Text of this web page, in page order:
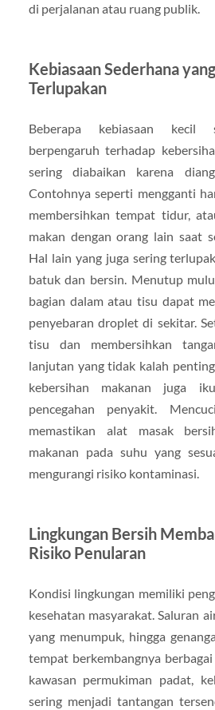
di perjalanan atau ruang publik.
Kebiasaan Sederhana
Terlupakan
Beberapa kebiasaan kecil
berpengaruh terhadap
sering diabaikan karena
Contohnya seperti mengganti
membersihkan tempat tidur,
makan dengan orang lain saat
Hal lain yang juga sering
batuk dan bersin. Menutup
bagian dalam atau tisu dapat
penyebaran droplet di sekitar.
tisu dan membersihkan
lanjutan yang tidak kalah
kebersihan makanan juga
pencegahan penyakit.
memastikan alat masak
makanan pada suhu yang
mengurangi risiko kontaminasi.
Lingkungan Bersih
Risiko Penularan
Kondisi lingkungan memiliki
kesehatan masyarakat. Saluran
yang menumpuk, hingga
tempat berkembangnya
kawasan permukiman padat,
sering menjadi tantangan